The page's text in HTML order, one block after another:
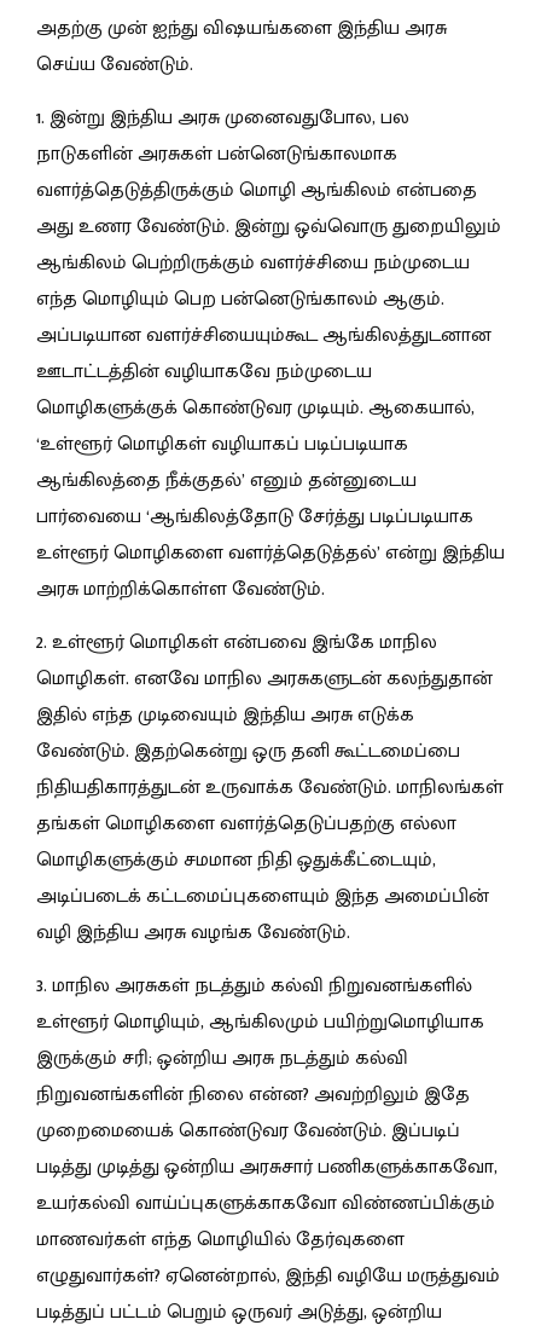
அதற்கு முன் ஐந்து விஷயங்களை இந்திய அரசு
செய்ய வேண்டும்.
1. இன்று இந்திய அரசு முனைவதுபோல, பல
நாடுகளின் அரசுகள் பன்னெடுங்காலமாக
வளர்த்தெடுத்திருக்கும் மொழி ஆங்கிலம் என்பதை
அது உணர வேண்டும். இன்று ஒவ்வொரு துறையிலும்
ஆங்கிலம் பெற்றிருக்கும் வளர்ச்சியை நம்முடைய
எந்த மொழியும் பெற பன்னெடுங்காலம் ஆகும்.
அப்படியான வளர்ச்சியையும்கூட ஆங்கிலத்துடனான
ஊடாட்டத்தின் வழியாகவே நம்முடைய
மொழிகளுக்குக் கொண்டுவர முடியும். ஆகையால்,
‘உள்ளூர் மொழிகள் வழியாகப் படிப்படியாக
ஆங்கிலத்தை நீக்குதல்’ எனும் தன்னுடைய
பார்வையை ‘ஆங்கிலத்தோடு சேர்த்து படிப்படியாக
உள்ளூர் மொழிகளை வளர்த்தெடுத்தல்’ என்று இந்திய
அரசு மாற்றிக்கொள்ள வேண்டும்.
2. உள்ளூர் மொழிகள் என்பவை இங்கே மாநில
மொழிகள். எனவே மாநில அரசுகளுடன் கலந்துதான்
இதில் எந்த முடிவையும் இந்திய அரசு எடுக்க
வேண்டும். இதற்கென்று ஒரு தனி கூட்டமைப்பை
நிதியதிகாரத்துடன் உருவாக்க வேண்டும். மாநிலங்கள்
தங்கள் மொழிகளை வளர்த்தெடுப்பதற்கு எல்லா
மொழிகளுக்கும் சமமான நிதி ஒதுக்கீட்டையும்,
அடிப்படைக் கட்டமைப்புகளையும் இந்த அமைப்பின்
வழி இந்திய அரசு வழங்க வேண்டும்.
3. மாநில அரசுகள் நடத்தும் கல்வி நிறுவனங்களில்
உள்ளூர் மொழியும், ஆங்கிலமும் பயிற்றுமொழியாக
இருக்கும் சரி; ஒன்றிய அரசு நடத்தும் கல்வி
நிறுவனங்களின் நிலை என்ன? அவற்றிலும் இதே
முறைமையைக் கொண்டுவர வேண்டும். இப்படிப்
படித்து முடித்து ஒன்றிய அரசுசார் பணிகளுக்காகவோ,
உயர்கல்வி வாய்ப்புகளுக்காகவோ விண்ணப்பிக்கும்
மாணவர்கள் எந்த மொழியில் தேர்வுகளை
எழுதுவார்கள்?ஏனென்றால், இந்தி வழியே மருத்துவம்
படித்துப் பட்டம் பெறும் ஒருவர் அடுத்து, ஒன்றிய